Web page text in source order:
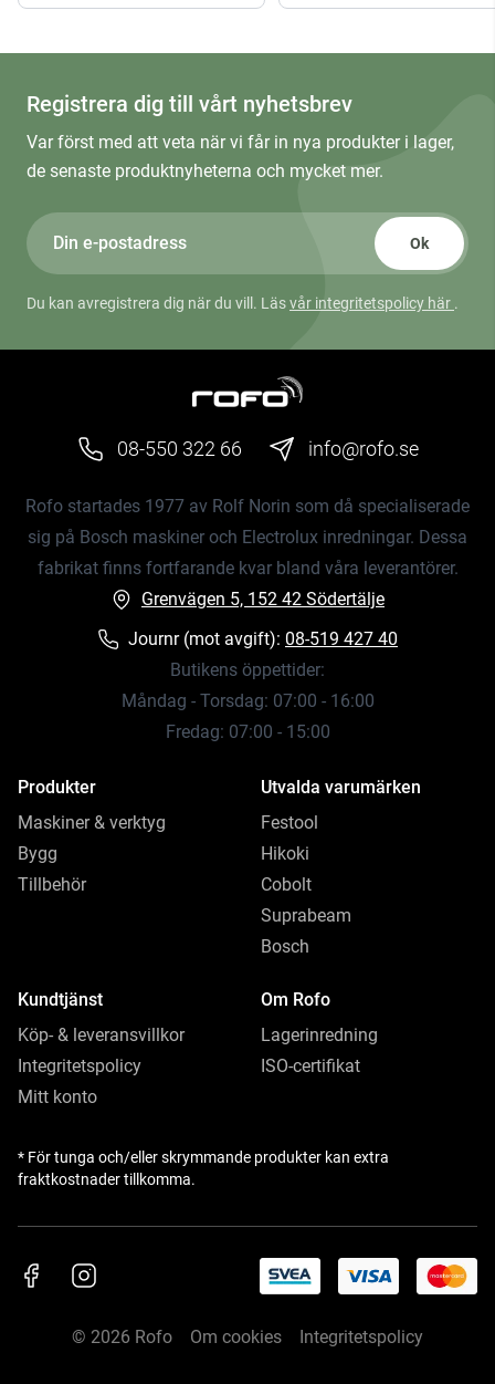
Registrera dig till vårt nyhetsbrev
Var först med att veta när vi får in nya produkter i lager,
de senaste produktnyheterna och mycket mer.
Ok
Du kan avregistrera dig när du vill. Läsvår integritetspolicy här .
08-550 322 66 info@rofo.se
Rofo startades 1977 av Rolf Norin som då specialiserade
sig på Bosch maskiner och Electrolux inredningar. Dessa
fabrikat finns fortfarande kvar bland våra leverantörer.
Grenvägen 5, 152 42 Södertälje
Journr (mot avgift): 08-519 427 40
Butikens öppettider:
Måndag - Torsdag: 07:00 - 16:00
Fredag: 07:00 - 15:00
Produkter
Maskiner & verktyg
Bygg
Tillbehör
Utvalda varumärken
Festool
Hikoki
Cobolt
Suprabeam
Bosch
Kundtjänst
Köp- & leveransvillkor
Integritetspolicy
Mitt konto
Om Rofo
Lagerinredning
ISO-certifikat
* För tunga och/eller skrymmande produkter kan extra
fraktkostnader tillkomma.
© 2026 Rofo Om cookies Integritetspolicy